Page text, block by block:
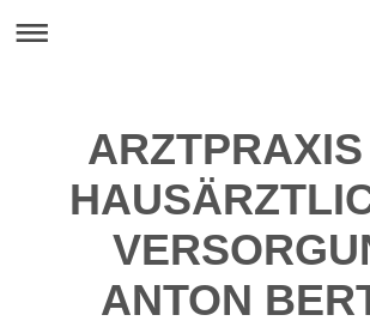
ANTON